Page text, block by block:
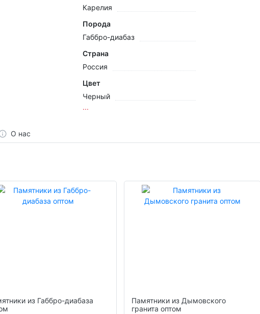
Карелия
Порода
Габбро-диабаз
Страна
Россия
Цвет
Черный
...
О нас
из Габбро-диабаза
Памятники из Дымовского
гранита оптом